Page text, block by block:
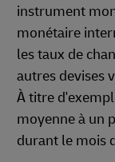
instrument
monétaire
les taux de
autres devises
À titre
moyenne à un
durant le mois